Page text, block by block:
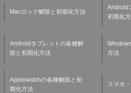
Macロック解除と初期化方法
Android
初期化
Androidタブレットの各種解
除と初期化方法
方法
Applewatchの各種解除と初
期化方法
スマホ